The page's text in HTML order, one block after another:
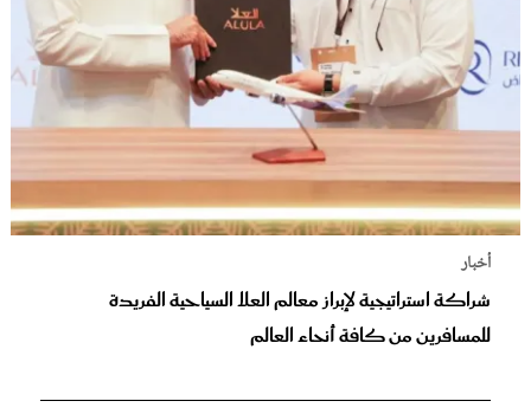
أخبار
شراكة استراتيجية لإبراز معالم العلا السياحية الفريدة
للمسافرين من كافة أنحاء العالم